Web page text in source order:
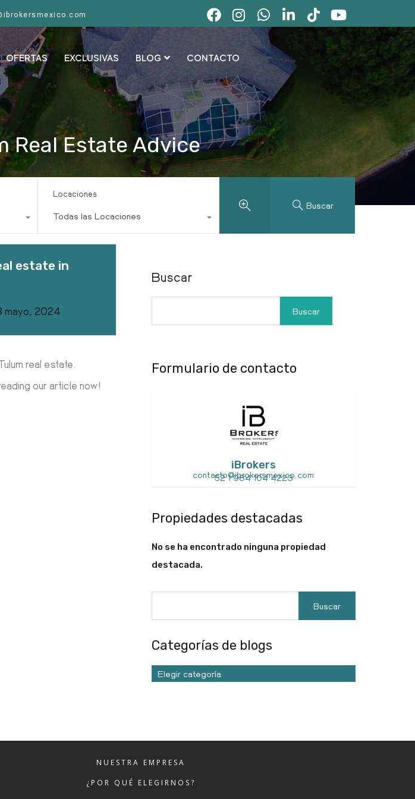
OFERTAS EXCLUSIVAS BLOG CONTACTO
Real Estate Advice
Locaciones
Todas las Locaciones
Buscar
estate in
mayo, 2024
real estate.
our article now!
Buscar
Buscar
Formulario de contacto
iBrokers
contacto@ibrokersmexico.com
52 1 984 104 4223
Propiedades destacadas
No se ha encontrado ninguna propiedad
destacada.
Categorías de blogs
Elegir categoría
NUESTRA EMPRESA
¿POR QUÉ ELEGIRNOS?